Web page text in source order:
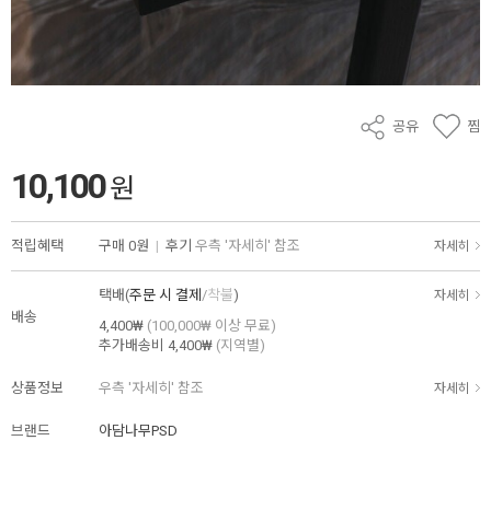
공유 찜
10,100원
적립혜택 구매 0원 | 후기 우측 '자세히' 참조 자세히
배송
택배(주문 시 결제 /착불) 자세히
4,400₩ (100,000₩ 이상 무료)
추가배송비
4,400₩ (지역별)
상품정보 우측 '자세히' 참조 자세히
브랜드 아담나무PSD